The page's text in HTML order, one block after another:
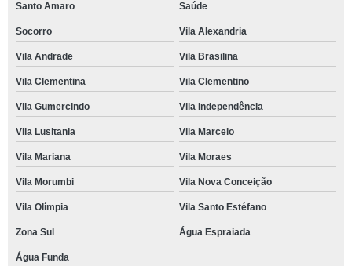
Santo Amaro Saúde
Socorro Vila Alexandria
Vila Andrade Vila Brasilina
Vila Clementina Vila Clementino
Vila Gumercindo Vila Independência
Vila Lusitania Vila Marcelo
Vila Mariana Vila Moraes
Vila Morumbi Vila Nova Conceição
Vila Olímpia Vila Santo Estéfano
Zona Sul Água Espraiada
Água Funda